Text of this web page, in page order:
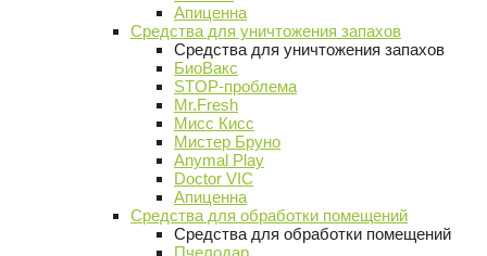
Апиценна
Средства для уничтожения запахов
Средства для уничтожения запахов
БиоВакс
STOP-проблема
Mr.Fresh
Мисс Кисс
Мистер Бруно
Anymal Play
Doctor VIC
Апиценна
Средства для обработки помещений
Средства для обработки помещений
Пчелодар